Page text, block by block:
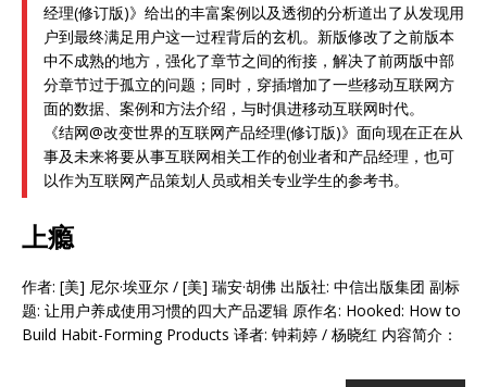
经理(修订版)》给出的丰富案例以及透彻的分析道出了从发现用
户到最终满足用户这一过程背后的玄机。新版修改了之前版本
中不成熟的地方，强化了章节之间的衔接，解决了前两版中部
分章节过于孤立的问题；同时，穿插增加了一些移动互联网方
面的数据、案例和方法介绍，与时俱进移动互联网时代。
《结网@改变世界的互联网产品经理(修订版)》面向现在正在从
事及未来将要从事互联网相关工作的创业者和产品经理，也可
以作为互联网产品策划人员或相关专业学生的参考书。
上瘾
作者: [美] 尼尔·埃亚尔 / [美] 瑞安·胡佛 出版社: 中信出版集团 副标
题: 让用户养成使用习惯的四大产品逻辑 原作名: Hooked: How to
Build Habit-Forming Products 译者: 钟莉婷 / 杨晓红 内容简介：